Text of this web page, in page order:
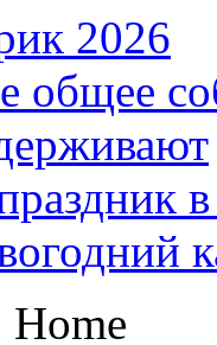
2026
общее
Home